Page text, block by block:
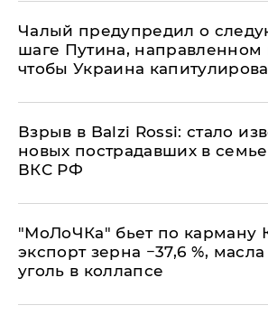
Чалый предупредил о
шаге Путина, направленном
чтобы Украина
Взрыв в Balzi Rossi: стало
новых пострадавших в
ВКС РФ
​"МоЛоЧКа" бьет по карману
экспорт зерна −37,6 %,
уголь в коллапсе